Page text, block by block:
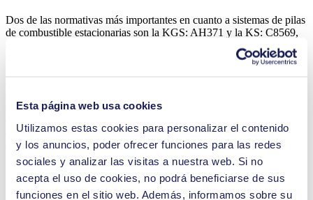
Esta página web usa cookies
Utilizamos estas cookies para personalizar el contenido
y los anuncios, poder ofrecer funciones para las redes
sociales y analizar las visitas a nuestra web. Si no
acepta el uso de cookies, no podrá beneficiarse de sus
funciones en el sitio web. Además, informamos sobre su
Dos de las normativas más importantes en cuanto a sistemas de pilas
de combustible estacionarias son la KGS: AH371 y la KS: C8569,
que recogen los estándares de seguridad básicos. Para cumplir estos
estándares, las pilas de combustible han de superar inspecciones
como que la ventilación sea adecuada, la capacidad de apagado de
de combustible deben cumplir la norma KGS: AH371 para poder
salir al mercado. Si obtienen la certificación KS: C8569, los sistemas
pueden llevar el sello de aprobación oficial del gobierno coreano.